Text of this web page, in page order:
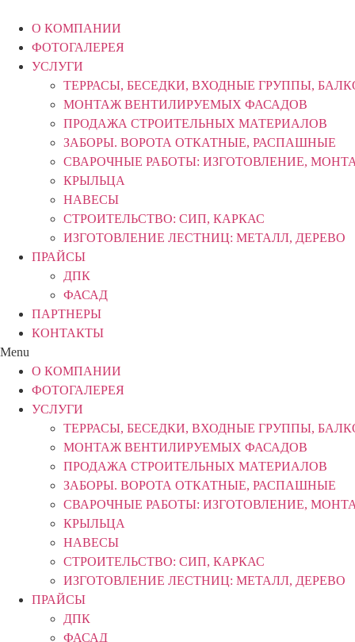
содержимому
О КОМПАНИИ
ФОТОГАЛЕРЕЯ
УСЛУГИ
ТЕРРАСЫ, БЕСЕДКИ, ВХОДНЫЕ ГРУППЫ,
МОНТАЖ ВЕНТИЛИРУЕМЫХ ФАСАДОВ
ПРОДАЖА СТРОИТЕЛЬНЫХ МАТЕРИАЛОВ
ЗАБОРЫ. ВОРОТА ОТКАТНЫЕ, РАСПАШНЫЕ
СВАРОЧНЫЕ РАБОТЫ: ИЗГОТОВЛЕНИЕ,
КРЫЛЬЦА
НАВЕСЫ
СТРОИТЕЛЬСТВО: СИП, КАРКАС
ИЗГОТОВЛЕНИЕ ЛЕСТНИЦ: МЕТАЛЛ, ДЕРЕВО
ПРАЙСЫ
ДПК
ФАСАД
ПАРТНЕРЫ
КОНТАКТЫ
Menu
О КОМПАНИИ
ФОТОГАЛЕРЕЯ
УСЛУГИ
ТЕРРАСЫ, БЕСЕДКИ, ВХОДНЫЕ ГРУППЫ,
МОНТАЖ ВЕНТИЛИРУЕМЫХ ФАСАДОВ
ПРОДАЖА СТРОИТЕЛЬНЫХ МАТЕРИАЛОВ
ЗАБОРЫ. ВОРОТА ОТКАТНЫЕ, РАСПАШНЫЕ
СВАРОЧНЫЕ РАБОТЫ: ИЗГОТОВЛЕНИЕ,
КРЫЛЬЦА
НАВЕСЫ
СТРОИТЕЛЬСТВО: СИП, КАРКАС
ИЗГОТОВЛЕНИЕ ЛЕСТНИЦ: МЕТАЛЛ, ДЕРЕВО
ПРАЙСЫ
ДПК
ФАСАД